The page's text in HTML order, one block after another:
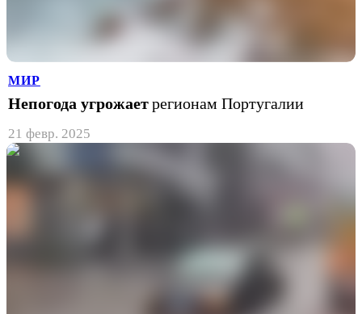
МИР
Непогода угрожаетрегионам Португалии
21 февр. 2025